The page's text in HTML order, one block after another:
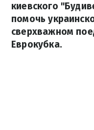
киевского
помочь
сверхважном
Еврокубка.